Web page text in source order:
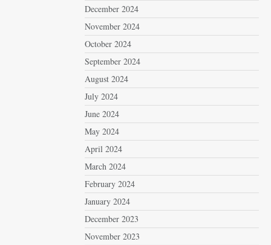
December 2024
November 2024
October 2024
September 2024
August 2024
July 2024
June 2024
May 2024
April 2024
March 2024
February 2024
January 2024
December 2023
November 2023